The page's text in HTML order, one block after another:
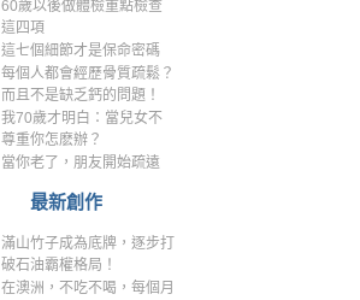
60歲以後做體檢重點檢查
這四項
這七個細節才是保命密碼
每個人都會經歷骨質疏鬆？
而且不是缺乏鈣的問題！
我70歲才明白：當兒女不
尊重你怎麽辦？
當你老了，朋友開始疏遠
最新創作
滿山竹子成為底牌，逐步打
破石油霸權格局！
在澳洲，不吃不喝，每個月